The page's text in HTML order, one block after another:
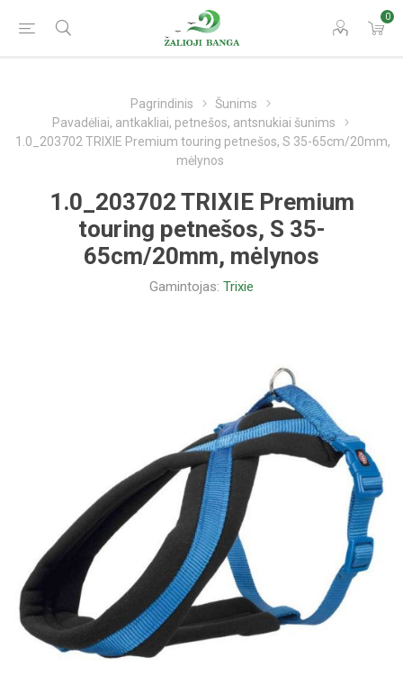
0
Pagrindinis
Šunims
Pavadėliai, antkakliai, petnešos, antsnukiai šunims
1.0_203702 TRIXIE Premium touring petnešos, S 35-65cm/20mm,
mėlynos
1.0_203702 TRIXIE Premium
touring petnešos, S 35-
65cm/20mm, mėlynos
Gamintojas: Trixie